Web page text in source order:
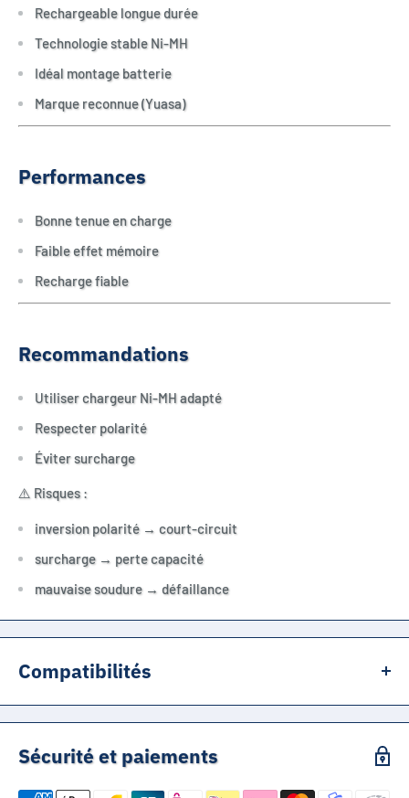
Rechargeable longue durée
Technologie stable Ni-MH
Idéal montage batterie
Marque reconnue (Yuasa)
Performances
Bonne tenue en charge
Faible effet mémoire
Recharge fiable
Recommandations
Utiliser chargeur Ni-MH adapté
Respecter polarité
Éviter surcharge
⚠️ Risques :
inversion polarité → court-circuit
surcharge → perte capacité
mauvaise soudure → défaillance
Compatibilités
- Packs batteries rechargeables AA (assemblage série /
Sécurité et paiements